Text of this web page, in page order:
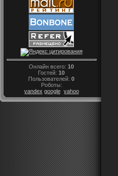
Онлайн всего: 10
Гостей: 10
Пользователей: 0
Роботы:
yandex google yahoo